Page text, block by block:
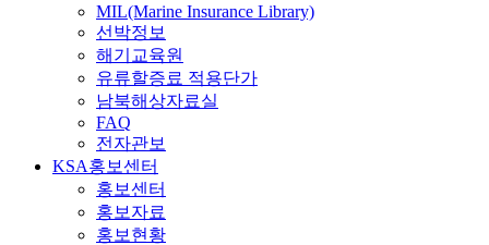
MIL(Marine Insurance Library)
선박정보
해기교육원
유류할증료 적용단가
남북해상자료실
FAQ
전자관보
KSA홍보센터
홍보센터
홍보자료
홍보현황